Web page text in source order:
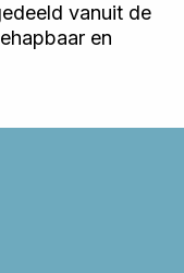
vanuit de
en